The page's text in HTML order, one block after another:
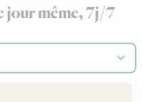
jour même, 7j/7